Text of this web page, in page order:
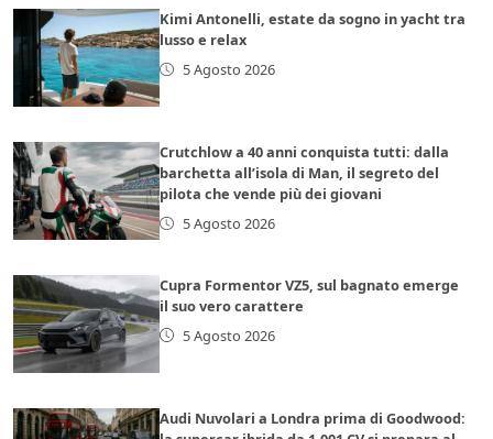
Kimi Antonelli, estate da sogno in yacht tra
lusso e relax
5 Agosto 2026
Crutchlow a 40 anni conquista tutti: dalla
barchetta all’isola di Man, il segreto del
pilota che vende più dei giovani
5 Agosto 2026
Cupra Formentor VZ5, sul bagnato emerge
il suo vero carattere
5 Agosto 2026
Audi Nuvolari a Londra prima di Goodwood: